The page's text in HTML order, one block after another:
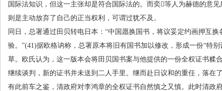
国际法知识，但这一主张却是符合国际法的。而奕等人为赫德的意
则是主动放弃了自己的正当权利，可谓过犹不及。
同日，总署通过田贝转电日本：“中国愿换国书，将议妥定约画押互
验。”(41)据欧格讷称，总署原本将旧有国书加以修改，形成一份“特
草。欧氏认为，这一版本会将田贝国书案与他提供的一份全权证书糅
继续谈判，新的证书并未送到二人手里。继而赴日议和的重任，落在
有此前车之鉴，清政府对李鸿章的全权证书自然慎之又慎。此时清政